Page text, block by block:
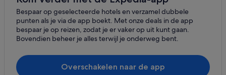
Hotels in de buurt van Strand Locarno
Hotels in de buurt van Haven van Vancouver
Hotels in West End
Hotels in West Side
Hotels in Davie Village
Bespaar op geselecteerde hotels en verzamel dubbele
punten als je via de app boekt. Met onze deals in de app
bespaar je op reizen, zodat je er vaker op uit kunt gaan.
Bovendien beheer je alles terwijl je onderweg bent.
Overschakelen naar de app